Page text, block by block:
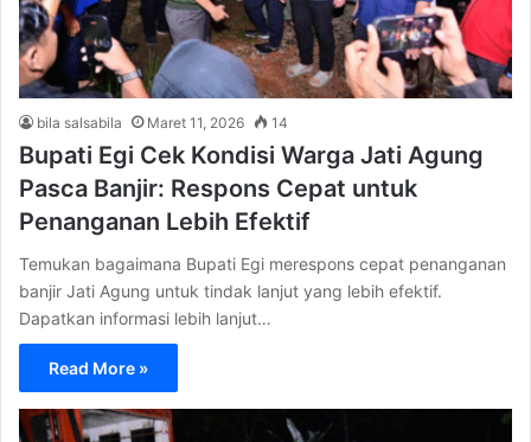
bila salsabila Maret 11, 2026 14
Bupati Egi Cek Kondisi Warga Jati Agung
Pasca Banjir: Respons Cepat untuk
Penanganan Lebih Efektif
Temukan bagaimana Bupati Egi merespons cepat penanganan
banjir Jati Agung untuk tindak lanjut yang lebih efektif.
Dapatkan informasi lebih lanjut…
Read More »